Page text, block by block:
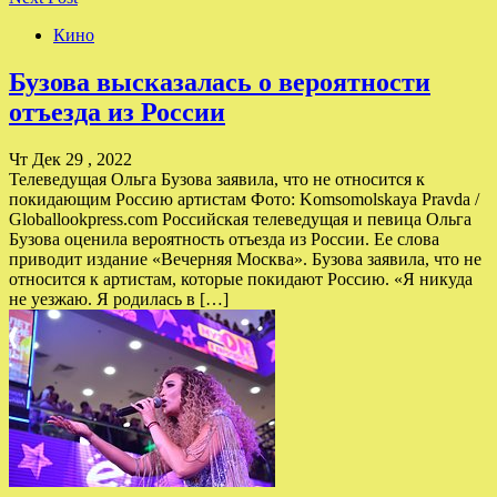
Кино
Бузова высказалась о вероятности
отъезда из России
Чт Дек 29 , 2022
Телеведущая Ольга Бузова заявила, что не относится к
покидающим Россию артистам Фото: Komsomolskaya Pravda /
Globallookpress.com Российская телеведущая и певица Ольга
Бузова оценила вероятность отъезда из России. Ее слова
приводит издание «Вечерняя Москва». Бузова заявила, что не
относится к артистам, которые покидают Россию. «Я никуда
не уезжаю. Я родилась в […]